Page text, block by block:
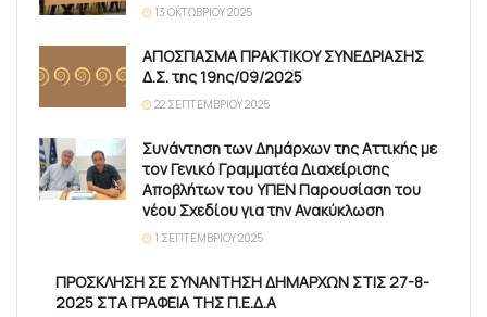
13 ΟΚΤΩΒΡΊΟΥ 2025
ΑΠΟΣΠΑΣΜΑ ΠΡΑΚΤΙΚΟΥ ΣΥΝΕΔΡΙΑΣΗΣ
Δ.Σ. της 19ης/09/2025
22 ΣΕΠΤΕΜΒΡΊΟΥ 2025
Συνάντηση των Δημάρχων της Αττικής με
τον Γενικό Γραμματέα Διαχείρισης
Αποβλήτων του ΥΠΕΝ Παρουσίαση του
νέου Σχεδίου για την Ανακύκλωση
1 ΣΕΠΤΕΜΒΡΊΟΥ 2025
ΠΡΟΣΚΛΗΣΗ ΣΕ ΣΥΝΑΝΤΗΣΗ ΔΗΜΑΡΧΩΝ ΣΤΙΣ 27-8-
2025 ΣΤΑ ΓΡΑΦΕΙΑ ΤΗΣ Π.Ε.Δ.Α